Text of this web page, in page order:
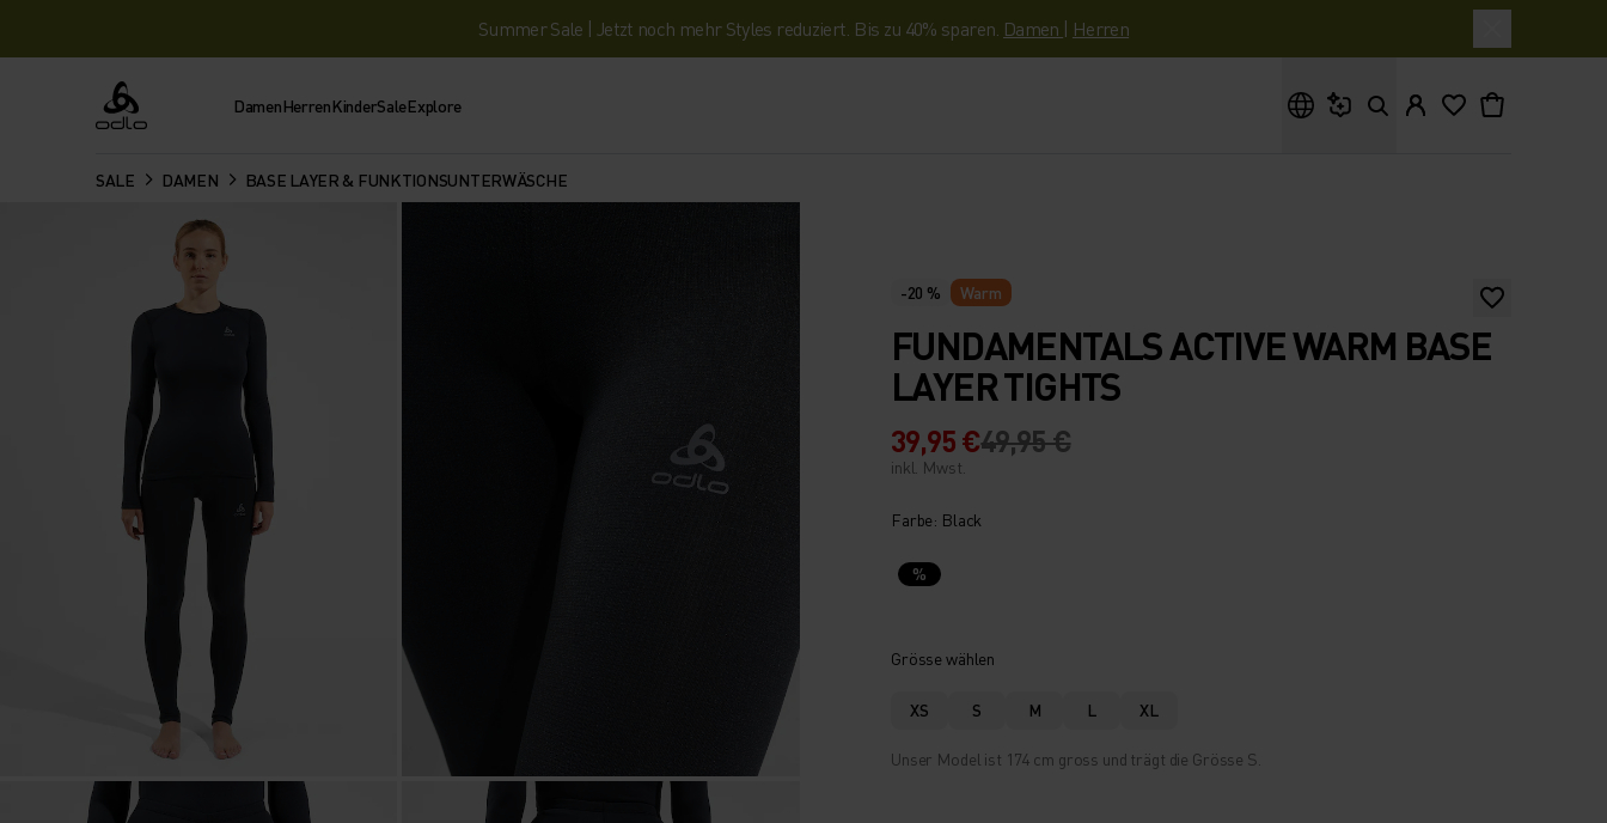
Summer Sale | Jetzt noch mehr Styles reduziert. Bis zu 40% sparen. Damen | Herren
Odlo DamenHerrenKinderSaleExplore
SALE DAMEN BASE LAYER & FUNKTIONSUNTERWÄSCHE
-20 % Warm
FUNDAMENTALS ACTIVE WARM BASE
LAYER TIGHTS
39,95 €49,95 €
inkl. Mwst.
Farbe: Black
%
Grösse wählen
XS S M L XL
Unser Model ist 174 cm gross und trägt die Grösse S.